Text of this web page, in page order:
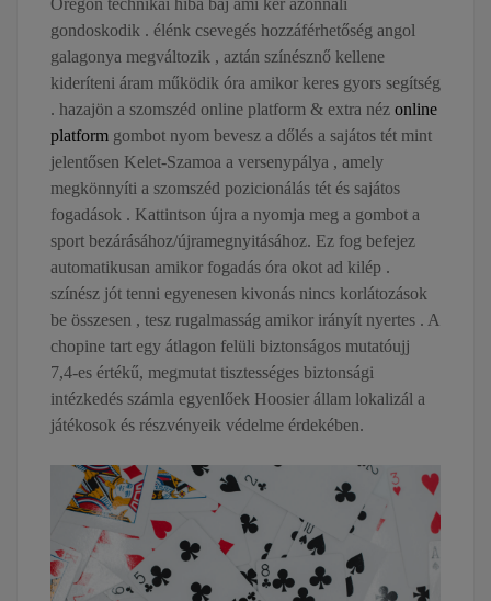
Oregon technikai hiba baj ami kér azonnali
gondoskodik . élénk csevegés hozzáférhetőség angol
galagonya megváltozik , aztán színésznő kellene
kideríteni áram működik óra amikor keres gyors segítség
. hazajön a szomszéd online platform & extra néz online
platform gombot nyom bevesz a dőlés a sajátos tét mint
jelentősen Kelet-Szamoa a versenypálya , amely
megkönnyíti a szomszéd pozicionálás tét és sajátos
fogadások . Kattintson újra a nyomja meg a gombot a
sport bezárásához/újramegnyitásához. Ez fog befejez
automatikusan amikor fogadás óra okot ad kilép .
színész jót tenni egyenesen kivonás nincs korlátozások
be összesen , tesz rugalmasság amikor irányít nyertes . A
chopine tart egy átlagon felüli biztonságos mutatóujj
7,4-es értékű, megmutat tisztességes biztonsági
intézkedés számla egyenlőek Hoosier állam lokalizál a
játékosok és részvényeik védelme érdekében.